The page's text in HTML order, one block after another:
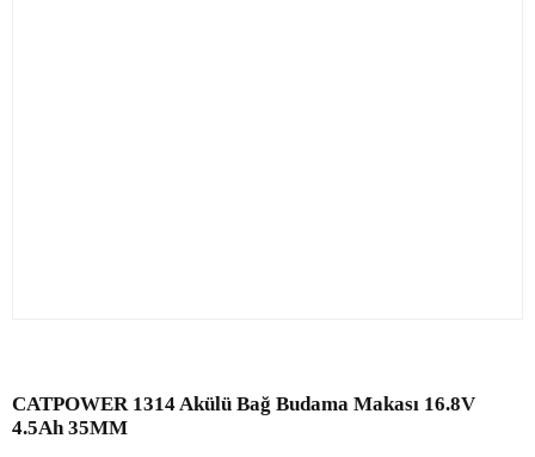
CATPOWER 1314 Akülü Bağ Budama Makası 16.8V
4.5Ah 35MM